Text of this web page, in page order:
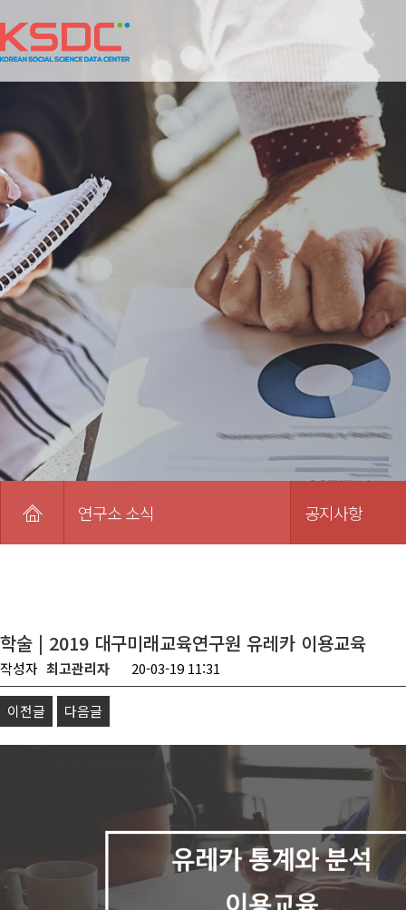
연구소 소식 공지사항
학술 | 2019 대구미래교육연구원 유레카 이용교육
작성자 최고관리자 20-03-19 11:31
이전글 다음글